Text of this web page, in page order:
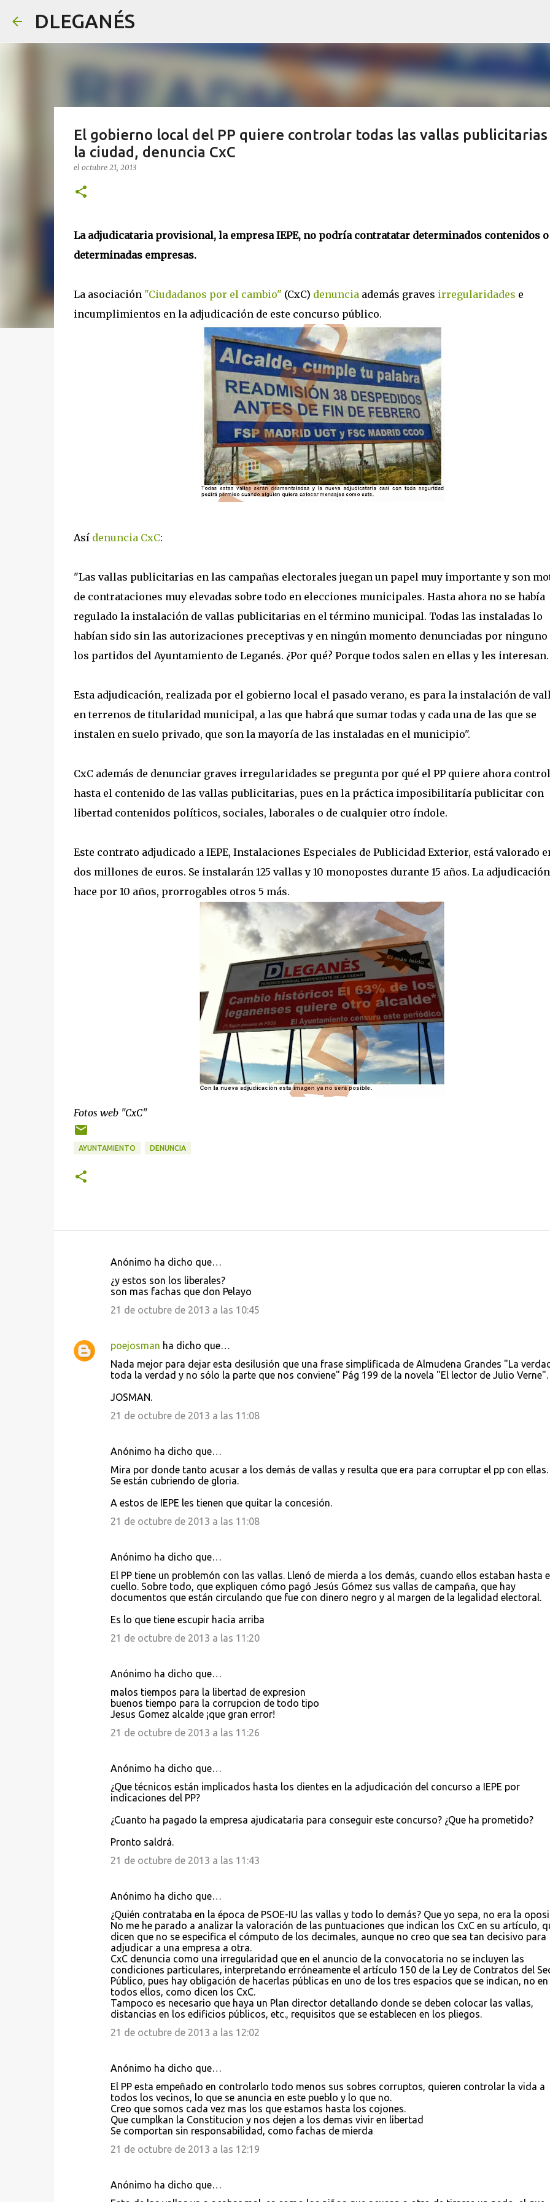
DLEGANÉS
El gobierno local del PP quiere controlar todas las vallas publicitarias
la ciudad, denuncia CxC
el octubre 21, 2013
La adjudicataria provisional, la empresa IEPE, no podría contratatar determinados contenidos o
determinadas empresas.
La asociación "Ciudadanos por el cambio" (CxC) denunciaademás graves irregularidades e
incumplimientos en la adjudicación de este concurso público.
Así denuncia CxC:
"Las vallas publicitarias en las campañas electorales juegan un papel muy importante y son
de contrataciones muy elevadas sobre todo en elecciones municipales. Hasta ahora no se había
regulado la instalación de vallas publicitarias en el término municipal. Todas las instaladas lo
habían sido sin las autorizaciones preceptivas y en ningún momento denunciadas por ninguno
los partidos del Ayuntamiento de Leganés. ¿Por qué? Porque todos salen en ellas y les interesan.
Esta adjudicación, realizada por el gobierno local el pasado verano, es para la instalación de
en terrenos de titularidad municipal, a las que habrá que sumar todas y cada una de las que se
instalen en suelo privado, que son la mayoría de las instaladas en el municipio".
CxC además de denunciar graves irregularidades se pregunta por qué el PP quiere ahora
hasta el contenido de las vallas publicitarias, pues en la práctica imposibilitaría publicitar con
libertad contenidos políticos, sociales, laborales o de cualquier otro índole.
Este contrato adjudicado a IEPE, Instalaciones Especiales de Publicidad Exterior, está valorado
dos millones de euros. Se instalarán 125 vallas y 10 monopostes durante 15 años. La
hace por 10 años, prorrogables otros 5 más.
Fotos web "CxC"
AYUNTAMIENTO DENUNCIA
n
t
Anónimo ha dicho que…
¿y estos son los liberales?
son mas fachas que don Pelayo
21 de octubre de 2013 a las 10:45
poejosman ha dicho que…
Nada mejor para dejar esta desilusión que una frase simplificada de Almudena Grandes "La
toda la verdad y no sólo la parte que nos conviene" Pág 199 de la novela "El lector de Julio Verne".
JOSMAN.
21 de octubre de 2013 a las 11:08
Anónimo ha dicho que…
Mira por donde tanto acusar a los demás de vallas y resulta que era para corruptar el pp con ellas.
Se están cubriendo de gloria.
A estos de IEPE les tienen que quitar la concesión.
21 de octubre de 2013 a las 11:08
Anónimo ha dicho que…
El PP tiene un problemón con las vallas. Llenó de mierda a los demás, cuando ellos estaban hasta
cuello. Sobre todo, que expliquen cómo pagó Jesús Gómez sus vallas de campaña, que hay
documentos que están circulando que fue con dinero negro y al margen de la legalidad electoral.
Es lo que tiene escupir hacia arriba
21 de octubre de 2013 a las 11:20
Anónimo ha dicho que…
malos tiempos para la libertad de expresion
buenos tiempo para la corrupcion de todo tipo
Jesus Gomez alcalde ¡que gran error!
21 de octubre de 2013 a las 11:26
Anónimo ha dicho que…
¿Que técnicos están implicados hasta los dientes en la adjudicación del concurso a IEPE por
indicaciones del PP?
¿Cuanto ha pagado la empresa ajudicataria para conseguir este concurso? ¿Que ha prometido?
Pronto saldrá.
21 de octubre de 2013 a las 11:43
Anónimo ha dicho que…
¿Quién contrataba en la época de PSOE-IU las vallas y todo lo demás? Que yo sepa, no era la
No me he parado a analizar la valoración de las puntuaciones que indican los CxC en su artículo,
dicen que no se especifica el cómputo de los decimales, aunque no creo que sea tan decisivo para
adjudicar a una empresa a otra.
CxC denuncia como una irregularidad que en el anuncio de la convocatoria no se incluyen las
condiciones particulares, interpretando erróneamente el artículo 150 de la Ley de Contratos del
Público, pues hay obligación de hacerlas públicas en uno de los tres espacios que se indican, no en
todos ellos, como dicen los CxC.
Tampoco es necesario que haya un Plan director detallando donde se deben colocar las vallas,
distancias en los edificios públicos, etc., requisitos que se establecen en los pliegos.
21 de octubre de 2013 a las 12:02
Anónimo ha dicho que…
El PP esta empeñado en controlarlo todo menos sus sobres corruptos, quieren controlar la vida a
todos los vecinos, lo que se anuncia en este pueblo y lo que no.
Creo que somos cada vez mas los que estamos hasta los cojones.
Que cumplkan la Constitucion y nos dejen a los demas vivir en libertad
Se comportan sin responsabilidad, como fachas de mierda
21 de octubre de 2013 a las 12:19
Anónimo ha dicho que…